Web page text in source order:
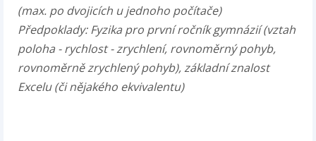
(max. po dvojicích u jednoho počítače)
Předpoklady: Fyzika pro první ročník gymnázií (vztah
poloha - rychlost - zrychlení, rovnoměrný pohyb,
rovnoměrně zrychlený pohyb), základní znalost
Excelu (či nějakého ekvivalentu)